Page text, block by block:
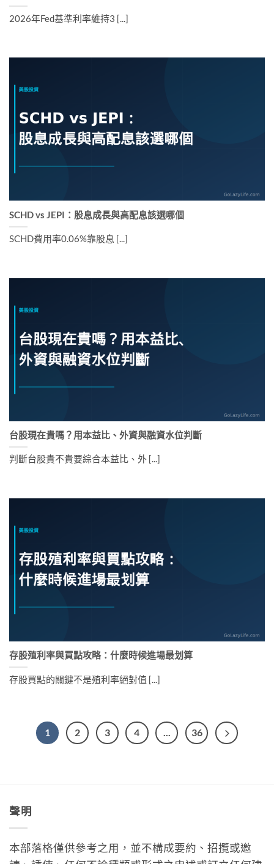
2026年Fed基準利率維持3 [...]
SCHD vs JEPI：股息成長與高配息該選哪個
SCHD費用率0.06%靠股息 [...]
台股現在貴嗎？用本益比、外資與融資水位判斷
判斷台股貴不貴要綜合本益比、外 [...]
存股殖利率與買點攻略：什麼時候進場最划算
存股買點的關鍵不是殖利率絕對值 [...]
1 2 3 4 ... 36
聲明
本部落格僅供參考之用，並不構成要約、招攬或邀